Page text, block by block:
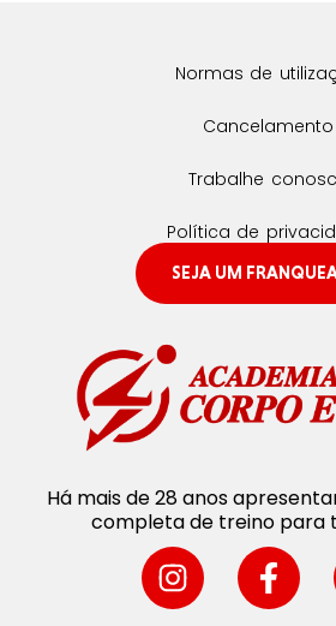
Normas de
Cancelamento
Trabalhe
Política de
SEJA UM
Há mais de 28 anos
completa de treino para